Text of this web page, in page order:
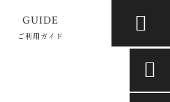
GUIDE
ご利用ガイド

